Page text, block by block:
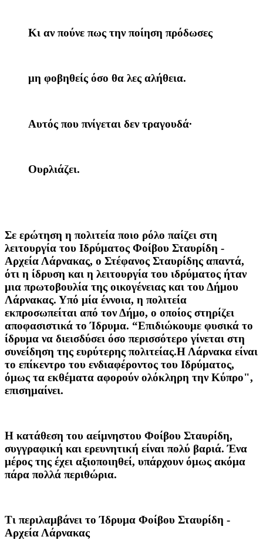
Κι αν πούνε πως την ποίηση πρόδωσες
μη φοβηθείς όσο θα λες αλήθεια.
Αυτός που πνίγεται δεν τραγουδά∙
Ουρλιάζει.
Σε ερώτηση η πολιτεία ποιο ρόλο παίζει στη
λειτουργία του Ιδρύματος Φοίβου Σταυρίδη -
Αρχεία Λάρνακας, ο Στέφανος Σταυρίδης απαντά,
ότι η ίδρυση και η λειτουργία του ιδρύματος ήταν
μια πρωτοβουλία της οικογένειας και του Δήμου
Λάρνακας. Υπό μία έννοια, η πολιτεία
εκπροσωπείται από τον Δήμο, ο οποίος στηρίζει
αποφασιστικά το Ίδρυμα. “Επιδιώκουμε φυσικά το
ίδρυμα να διεισδύσει όσο περισσότερο γίνεται στη
συνείδηση της ευρύτερης πολιτείας.Η Λάρνακα είναι
το επίκεντρο του ενδιαφέροντος του Ιδρύματος,
όμως τα εκθέματα αφορούν ολόκληρη την Κύπρο",
επισημαίνει.
Η κατάθεση του αείμνηστου Φοίβου Σταυρίδη,
συγγραφική και ερευνητική είναι πολύ βαριά. Ένα
μέρος της έχει αξιοποιηθεί, υπάρχουν όμως ακόμα
πάρα πολλά περιθώρια.
Τι περιλαμβάνει το Ίδρυμα Φοίβου Σταυρίδη -
Αρχεία Λάρνακας